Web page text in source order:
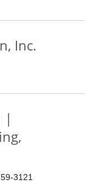
Inc.
|
3121